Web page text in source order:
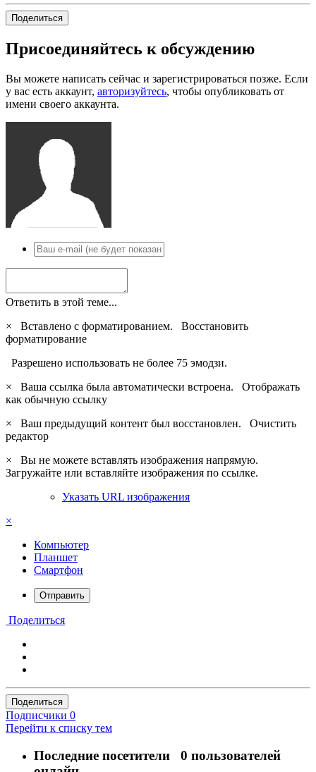
Поделиться
Присоединяйтесь к обсуждению
Вы можете написать сейчас и зарегистрироваться позже. Если
у вас есть аккаунт, авторизуйтесь, чтобы опубликовать от
имени своего аккаунта.
Ответить в этой теме...
×
Вставлено с форматированием. Восстановить
форматирование
Разрешено использовать не более 75 эмодзи.
×
Ваша ссылка была автоматически встроена. Отображать
как обычную ссылку
×
Ваш предыдущий контент был восстановлен. Очистить
редактор
×
Вы не можете вставлять изображения напрямую.
Загружайте или вставляйте изображения по ссылке.
Указать URL изображения
×
Компьютер
Планшет
Смартфон
Отправить
Поделиться
Поделиться
Подписчики 0
Перейти к списку тем
Последние посетители 0 пользователей